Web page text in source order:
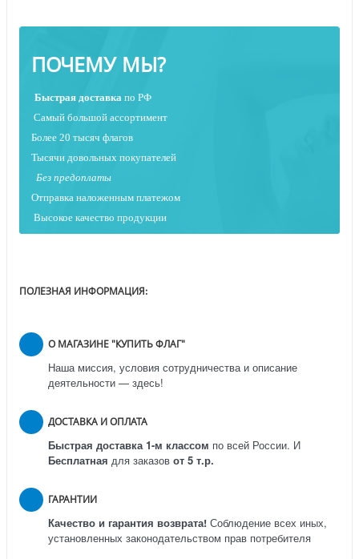
ПОЧЕМУ МЫ?
Быстрая доставка по РФ
Самый большой ассортимент
Более 20 тысяч флагов
Тысячи довольных покупателей
Без предоплаты
Отправка наложенным платежом
Высокое качество продукции
ПОЛЕЗНАЯ ИНФОРМАЦИЯ:
О МАГАЗИНЕ "КУПИТЬ ФЛАГ"
Наша миссия, условия сотрудничества и описание
деятельности — здесь!
ДОСТАВКА И ОПЛАТА
Быстрая доставка 1-м классом по всей России. И
Бесплатная для заказов от 5 т.р.
ГАРАНТИИ
Качество и гарантия возврата! Соблюдение всех иных,
установленных законодательством прав потребителя